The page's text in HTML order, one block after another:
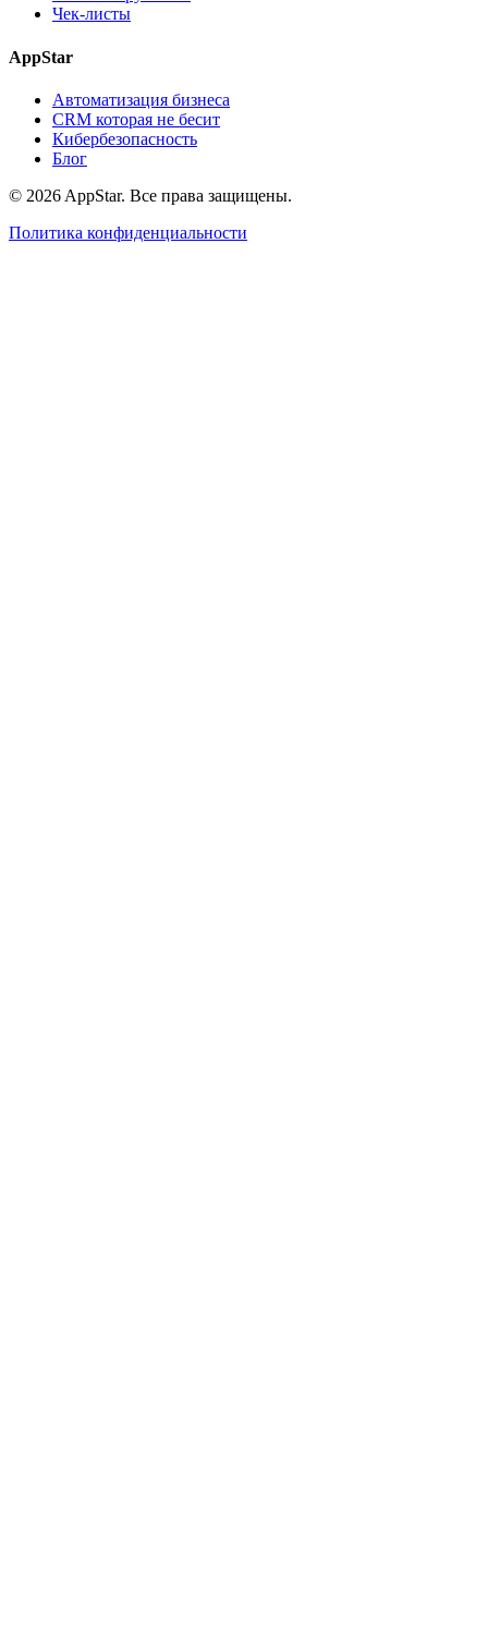
Чек-листы
AppStar
Автоматизация бизнеса
CRM которая не бесит
Кибербезопасность
Блог
© 2026 AppStar. Все права защищены.
Политика конфиденциальности